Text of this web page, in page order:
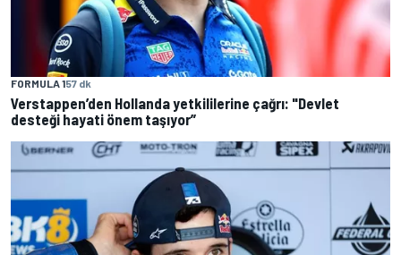
FORMULA 157 dk
Verstappen’den Hollanda yetkililerine çağrı: "Devlet
desteği hayati önem taşıyor”